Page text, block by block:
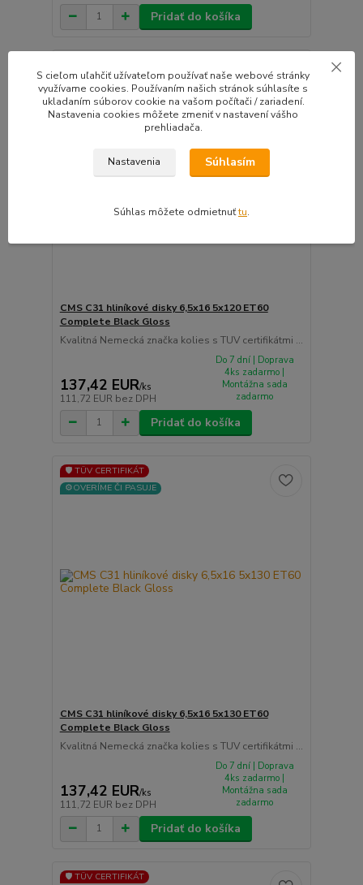
Pridať do košíka
⚙️OVERÍME ČI PASUJE
CMS C31 hliníkové disky 6,5x16 5x120 ET60
Complete Black Gloss
Kvalitná Nemecká značka kolies s TUV certifikátmi ...
137,42 EUR/ks
111,72 EUR bez DPH
Do 7 dní | Doprava
4ks zadarmo |
Montážna sada
zadarmo
Pridať do košíka
🛡️ TÜV CERTIFIKÁT
⚙️OVERÍME ČI PASUJE
CMS C31 hliníkové disky 6,5x16 5x130 ET60
Complete Black Gloss
Kvalitná Nemecká značka kolies s TUV certifikátmi ...
137,42 EUR/ks
111,72 EUR bez DPH
Do 7 dní | Doprava
4ks zadarmo |
Montážna sada
zadarmo
Pridať do košíka
🛡️ TÜV CERTIFIKÁT
S cieľom uľahčiť užívateľom používať naše webové stránky
využívame cookies. Používaním našich stránok súhlasíte s
ukladaním súborov cookie na vašom počítači / zariadení.
Nastavenia cookies môžete zmeniť v nastavení vášho
prehliadača.
Nastavenia Súhlasím
Súhlas môžete odmietnuťtu.